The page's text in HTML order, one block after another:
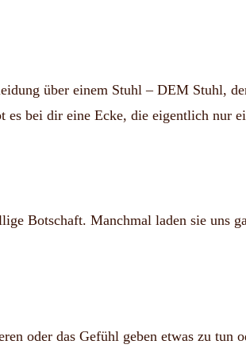
über einem Stuhl – DEM Stuhl,
bei dir eine Ecke, die eigentlich nur
Botschaft. Manchmal laden sie uns
oder das Gefühl geben etwas zu tun